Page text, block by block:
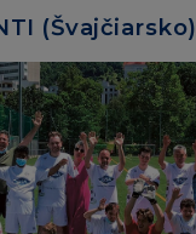
(Švajčiarsko)